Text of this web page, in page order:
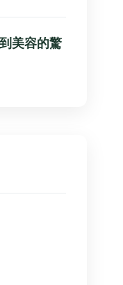
美容的驚